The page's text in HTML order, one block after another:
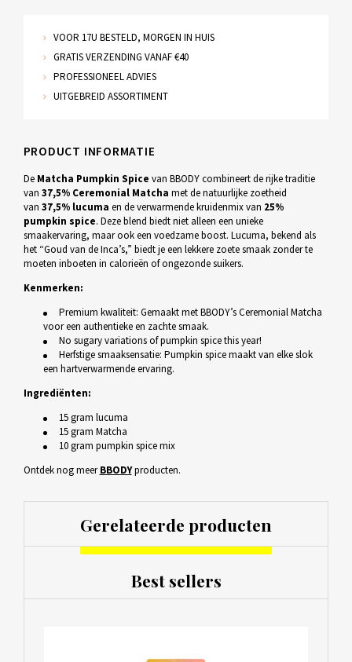
VOOR 17U BESTELD, MORGEN IN HUIS
GRATIS VERZENDING VANAF €40
PROFESSIONEEL ADVIES
UITGEBREID ASSORTIMENT
PRODUCT INFORMATIE
De Matcha Pumpkin Spice van BBODY combineert de rijke traditie
van 37,5% Ceremonial Matcha met de natuurlijke zoetheid
van 37,5% lucuma en de verwarmende kruidenmix van 25%
pumpkin spice. Deze blend biedt niet alleen een unieke
smaakervaring, maar ook een voedzame boost. Lucuma, bekend als
het “Goud van de Inca’s,” biedt je een lekkere zoete smaak zonder te
moeten inboeten in calorieën of ongezonde suikers.
Kenmerken:
Premium kwaliteit: Gemaakt met BBODY’s Ceremonial Matcha
voor een authentieke en zachte smaak.
No sugary variations of pumpkin spice this year!
Herfstige smaaksensatie: Pumpkin spice maakt van elke slok
een hartverwarmende ervaring.
Ingrediënten:
15 gram lucuma
15 gram Matcha
10 gram pumpkin spice mix
Ontdek nog meerBBODYproducten.
Gerelateerde producten
Best sellers